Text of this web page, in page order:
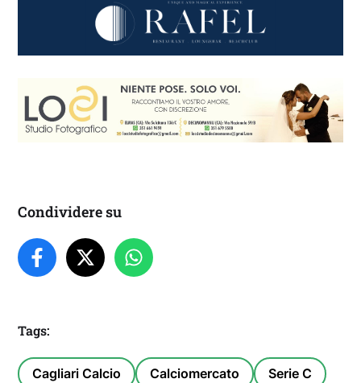
Condividere su
Tags:
Cagliari Calcio Calciomercato Serie C